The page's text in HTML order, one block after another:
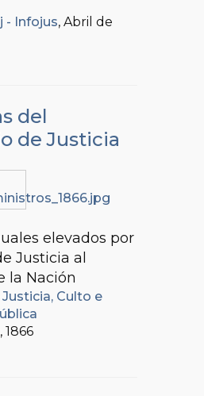
- Infojus, Abril de
del
de Justicia
elevados por
Justicia al
la Nación
Culto e
, 1866